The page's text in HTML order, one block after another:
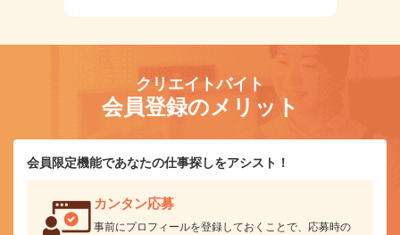
クリエイトバイト
会員登録のメリット
会員限定機能であなたの仕事探しをアシスト！
カンタン応募
事前にプロフィールを登録しておくことで、応募時の